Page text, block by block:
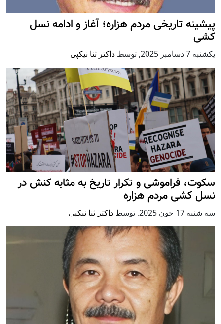
پيشينه تاريخی مردم هزاره؛ آغاز و ادامه نسل
کشی
يكشنبه 7 دسامبر 2025 , توسط داکتر ثنا نیکپی
سکوت، فراموشی و تکرار تاريخ به مثابه کنش در
نسل کشی مردم هزاره
سه شنبه 17 جون 2025 , توسط داکتر ثنا نیکپی